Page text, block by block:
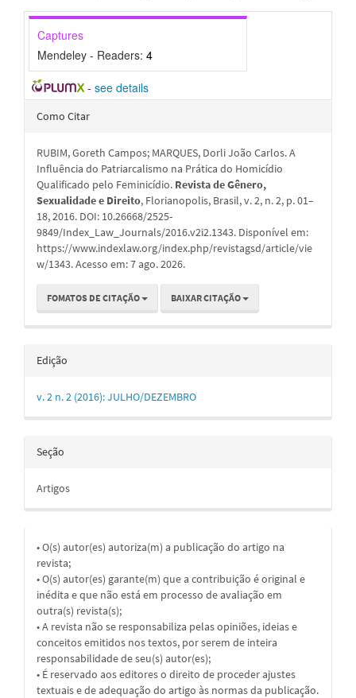
Captures
Mendeley - Readers: 4
- see details
Detalhes
artigo
Como Citar
RUBIM, Goreth Campos; MARQUES, Dorli João Carlos. A
Influência do Patriarcalismo na Prática do Homicídio
Qualificado pelo Feminicídio. Revista de Gênero,
Sexualidade e Direito, Florianopolis, Brasil, v. 2, n. 2, p. 01–
18, 2016. DOI: 10.26668/2525-
9849/Index_Law_Journals/2016.v2i2.1343. Disponível em:
https://www.indexlaw.org/index.php/revistagsd/article/vie
w/1343. Acesso em: 7 ago. 2026.
FOMATOS DE CITAÇÃO BAIXAR CITAÇÃO
Edição
v. 2 n. 2 (2016): JULHO/DEZEMBRO
Seção
Artigos
• O(s) autor(es) autoriza(m) a publicação do artigo na
revista;
• O(s) autor(es) garante(m) que a contribuição é original e
inédita e que não está em processo de avaliação em
outra(s) revista(s);
• A revista não se responsabiliza pelas opiniões, ideias e
conceitos emitidos nos textos, por serem de inteira
responsabilidade de seu(s) autor(es);
• É reservado aos editores o direito de proceder ajustes
textuais e de adequação do artigo às normas da publicação.